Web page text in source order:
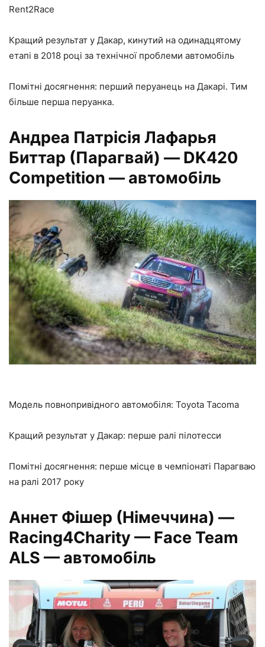
Rent2Race
Кращий результат у Дакар, кинутий на одинадцятому
етапі в 2018 році за технічної проблеми автомобіль
Помітні досягнення: перший перуанець на Дакарі. Тим
більше перша перуанка.
Андреа Патрісія Лафарья
Биттар (Парагвай) — DK420
Competition — автомобіль
Модель повнопривідного автомобіля: Toyota Tacoma
Кращий результат у Дакар: перше ралі пілотесси
Помітні досягнення: перше місце в чемпіонаті Парагваю
на ралі 2017 року
Аннет Фішер (Німеччина) —
Racing4Charity — Face Team
ALS — автомобіль